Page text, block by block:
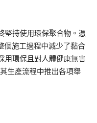
堅持使用環保聚合物。憑
個施工過程中減少了黏合
用環保且對人體健康無害
生產流程中推出各項舉